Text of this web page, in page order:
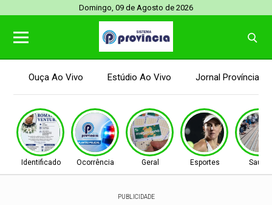
Domingo, 09 de Agosto de 2026
Ouça Ao Vivo Estúdio Ao Vivo Jornal Província
Identificado Ocorrência Geral Esportes Saúde
PUBLICIDADE